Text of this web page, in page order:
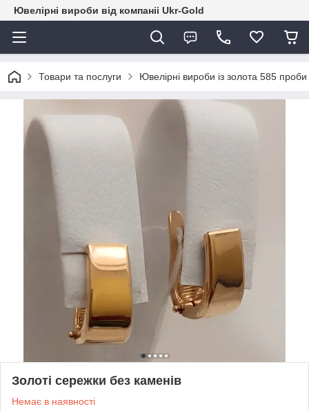
Ювелірні вироби від компаніі Ukr-Gold
Товари та послуги Ювелірні вироби із золота 585 проби
Золоті сережки без каменів
Немає в наявності